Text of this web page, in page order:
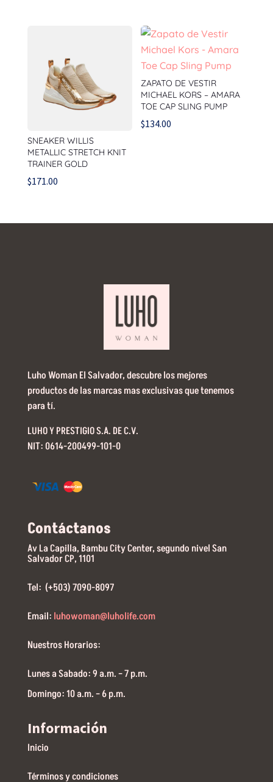
SNEAKER WILLIS
METALLIC STRETCH KNIT
TRAINER GOLD
$171.00
ZAPATO DE VESTIR
MICHAEL KORS – AMARA
TOE CAP SLING PUMP
$134.00
Luho Woman El Salvador, descubre los mejores
productos de las marcas mas exclusivas que tenemos
para tí.
LUHO Y PRESTIGIO S.A. DE C.V.
NIT: 0614-200499-101-0
Contáctanos
Av La Capilla, Bambu City Center, segundo nivel San
Salvador CP, 1101
Tel: (+503) 7090-8097
Email: luhowoman@luholife.com
Nuestros Horarios:
Lunes a Sabado: 9 a.m. – 7 p.m.
Domingo: 10 a.m. – 6 p.m.
Información
Inicio
Términos y condiciones